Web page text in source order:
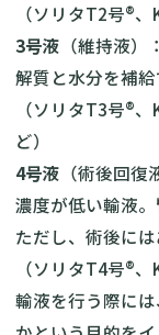
（ソリタT2号®︎、
3号液 （維持液
解質と水分を補給
（ソリタT3号®︎
ど）
4号液 （術後回
濃度が低い輸液
ただし、術後には
（ソリタT4号®︎
輸液を行う際に